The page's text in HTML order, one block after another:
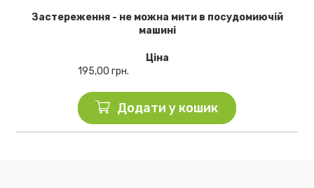
Застереження - не можна мити в посудомиючій
машині
Ціна
195,00 грн.
Додати у кошик